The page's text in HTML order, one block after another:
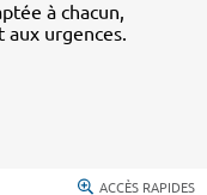
à chacun,
urgences.
ACCÈS RAPIDES